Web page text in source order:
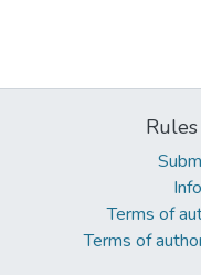
Terms of
Terms of